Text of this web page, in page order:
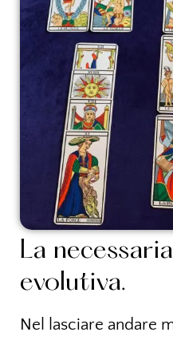
La
evolutiva.
Nel lasciare andare